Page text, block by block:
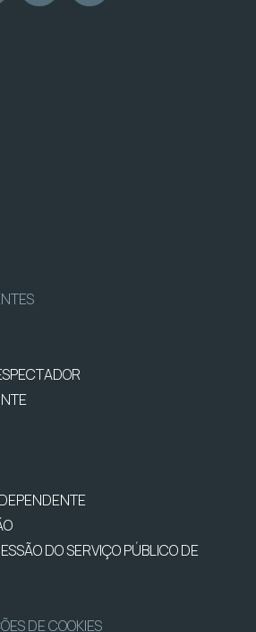
DO SERVIÇO PÚBLICO DE
DE COOKIES